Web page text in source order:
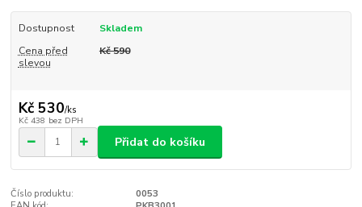
Dostupnost
Skladem
Cena před
slevou
Kč 590
Kč 530/ks
Kč 438 bez DPH
Přidat do košíku
Číslo produktu:
0053